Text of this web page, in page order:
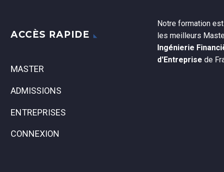
ACCÈS RAPIDE
MASTER
ADMISSIONS
ENTREPRISES
CONNEXION
Notre formation
les meilleurs
Ingénierie
d'Entreprise de